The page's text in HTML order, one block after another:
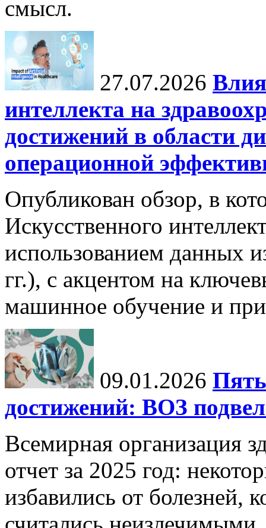
смысл.
27.07.2026
интеллекта на
достижений в области
операционной
Опубликован обзор, в
Искусственного
использованием данных
гг.), с акцентом на
машинное обучение и
09.01.2026
достижений: ВОЗ
Всемирная организация
отчет за 2025 год:
избавились от болезней,